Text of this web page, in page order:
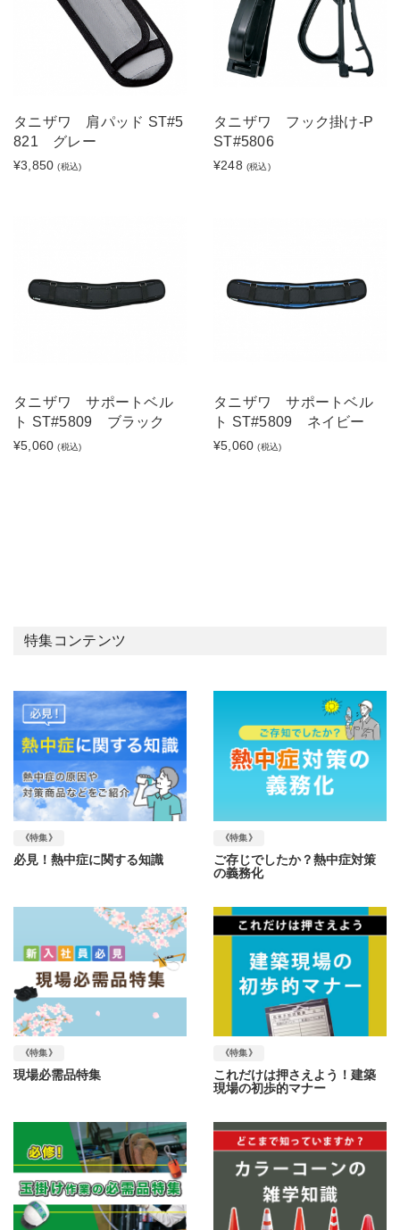
タニザワ 肩パッド ST#5
821 グレー
¥3,850 (税込)
タニザワ フック掛け-P
ST#5806
¥248 (税込)
タニザワ サポートベル
ト ST#5809 ブラック
¥5,060 (税込)
タニザワ サポートベル
ト ST#5809 ネイビー
¥5,060 (税込)
特集コンテンツ
《特集》
必見！熱中症に関する知識
《特集》
ご存じでしたか？熱中症対策
の義務化
《特集》
現場必需品特集
《特集》
これだけは押さえよう！建築
現場の初歩的マナー